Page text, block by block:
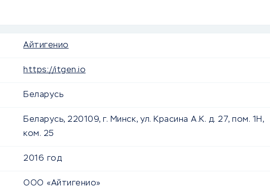
Айтигенио
https://itgen.io
Беларусь
Беларусь, 220109, г. Минск, ул. Красина А.К. д. 27, пом. 1Н,
ком. 25
2016 год
ООО «Айтигенио»